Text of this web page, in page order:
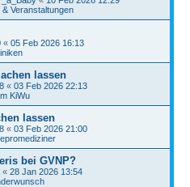
Veranstaltungen
« 05 Feb 2026 16:13
lassen
« 03 Feb 2026 22:13
KiWu
lassen
« 03 Feb 2026 21:00
bei GVNP?
« 28 Jan 2026 13:54